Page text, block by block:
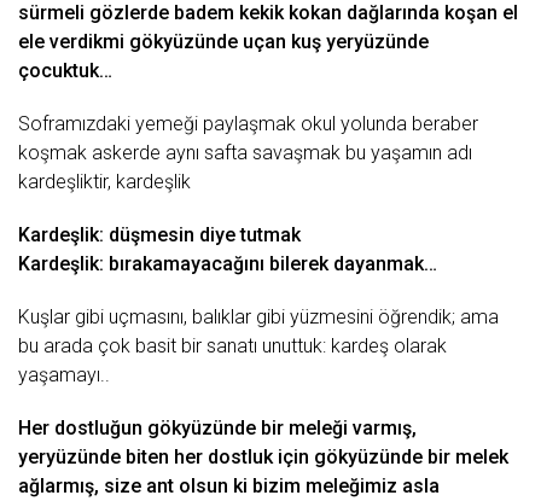
sürmeli gözlerde badem kekik kokan dağlarında koşan el
ele verdikmi gökyüzünde uçan kuş yeryüzünde
çocuktuk…
Soframızdaki yemeği paylaşmak okul yolunda beraber
koşmak askerde aynı safta savaşmak bu yaşamın adı
kardeşliktir, kardeşlik
Kardeşlik: düşmesin diye tutmak
Kardeşlik: bırakamayacağını bilerek dayanmak…
Kuşlar gibi uçmasını, balıklar gibi yüzmesini öğrendik; ama
bu arada çok basit bir sanatı unuttuk: kardeş olarak
yaşamayı..
Her dostluğun gökyüzünde bir meleği varmış,
yeryüzünde biten her dostluk için gökyüzünde bir melek
ağlarmış, size ant olsun ki bizim meleğimiz asla